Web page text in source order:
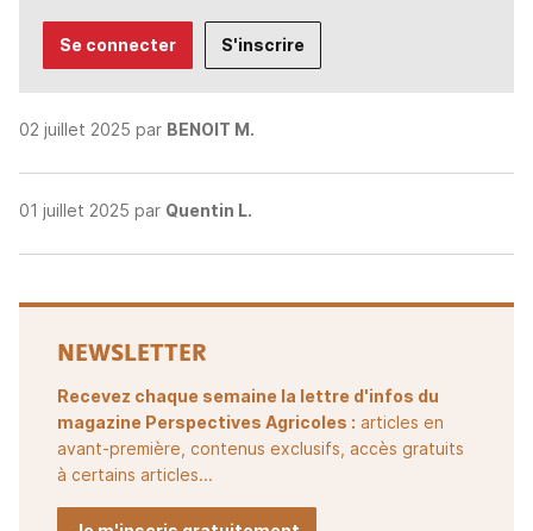
Se connecter S'inscrire
02 juillet 2025 par BENOIT M.
01 juillet 2025 par Quentin L.
NEWSLETTER
Recevez chaque semaine la lettre d'infos du
magazine Perspectives Agricoles : articles en
avant-première, contenus exclusifs, accès gratuits
à certains articles...